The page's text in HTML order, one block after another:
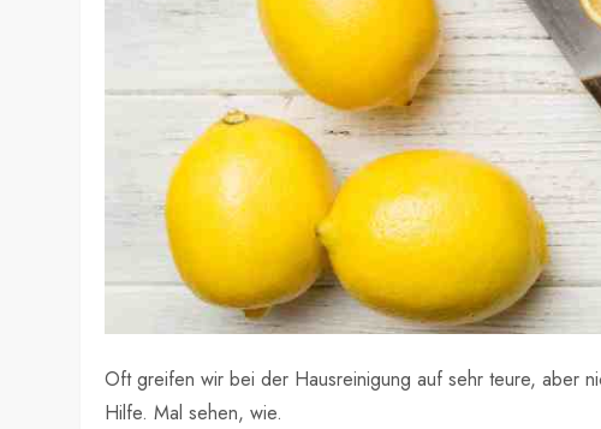
Oft greifen wir bei der Hausreinigung auf sehr teure, aber
Hilfe. Mal sehen, wie.